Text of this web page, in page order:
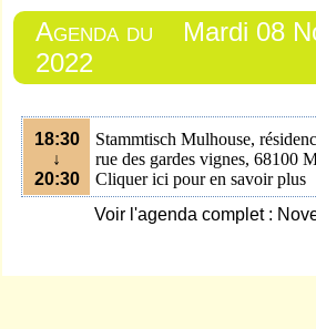
Agenda du
Mardi 08
2022
18:30
↓
20:30
Stammtisch Mulhouse,
rue des gardes vignes, 68100
Cliquer ici pour en savoir plus
Voir l'agenda complet :